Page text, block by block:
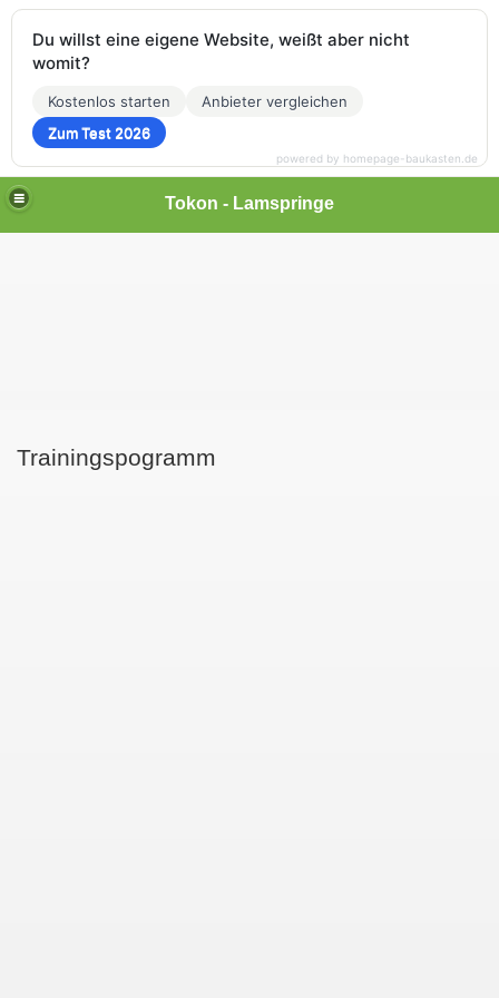
Tokon - Lamspringe
Trainingspogramm
Du willst eine eigene Website, weißt aber nicht
womit?
Kostenlos starten
Anbieter vergleichen
Zum Test 2026
powered by homepage-baukasten.de